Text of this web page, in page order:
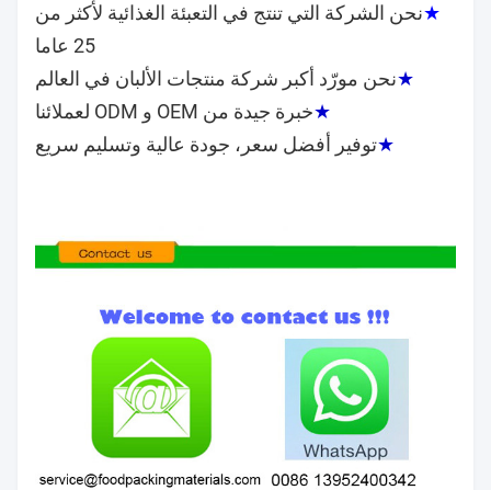
★نحن الشركة التي تنتج في التعبئة الغذائية لأكثر من
25 عاما
★نحن مورّد أكبر شركة منتجات الألبان في العالم
★خبرة جيدة من OEM و ODM لعملائنا
★توفير أفضل سعر، جودة عالية وتسليم سريع